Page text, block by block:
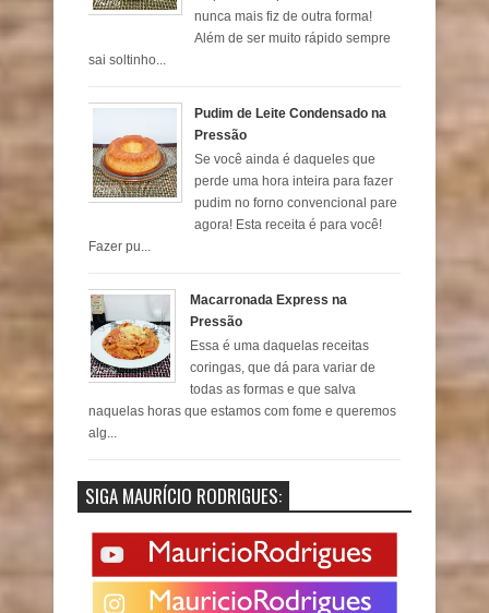
nunca mais fiz de outra forma!
Além de ser muito rápido sempre
sai soltinho...
Pudim de Leite Condensado na
Pressão
Se você ainda é daqueles que
perde uma hora inteira para fazer
pudim no forno convencional pare
agora! Esta receita é para você!
Fazer pu...
Macarronada Express na
Pressão
Essa é uma daquelas receitas
coringas, que dá para variar de
todas as formas e que salva
naquelas horas que estamos com fome e queremos
alg...
SIGA MAURÍCIO RODRIGUES: